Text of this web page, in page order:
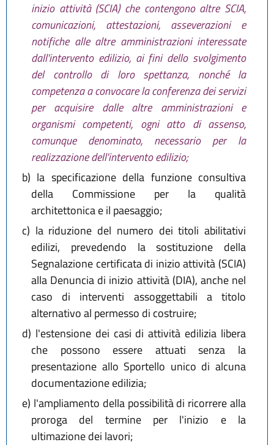
inizio attività (SCIA) che contengono altre SCIA,
comunicazioni, attestazioni, asseverazioni e
notifiche alle altre amministrazioni interessate
dall'intervento edilizio, ai fini dello svolgimento
del controllo di loro spettanza, nonché la
competenza a convocare la conferenza dei servizi
per acquisire dalle altre amministrazioni e
organismi competenti, ogni atto di assenso,
comunque denominato, necessario per la
realizzazione dell'intervento edilizio;
b) la specificazione della funzione consultiva
della Commissione per la qualità
architettonica e il paesaggio;
c) la riduzione del numero dei titoli abilitativi
edilizi, prevedendo la sostituzione della
Segnalazione certificata di inizio attività (SCIA)
alla Denuncia di inizio attività (DIA), anche nel
caso di interventi assoggettabili a titolo
alternativo al permesso di costruire;
d) l'estensione dei casi di attività edilizia libera
che possono essere attuati senza la
presentazione allo Sportello unico di alcuna
documentazione edilizia;
e) l'ampliamento della possibilità di ricorrere alla
proroga del termine per l'inizio e la
ultimazione dei lavori;